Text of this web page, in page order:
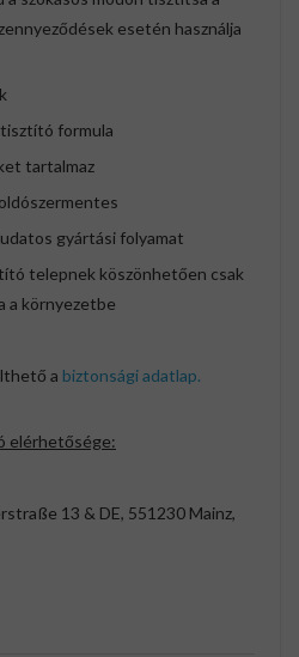
esetén használja
formula
tartalmaz
gyártási folyamat
telepnek köszönhetően csak
a környezetbe
a biztonsági adatlap.
elérhetősége:
13 & DE, 551230 Mainz,